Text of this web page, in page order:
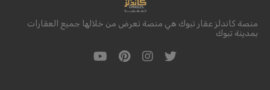
منصة كاندلز عقار تبوك هي منصة تعرض من خلالها جميع العقارات
بمدينة تبوك